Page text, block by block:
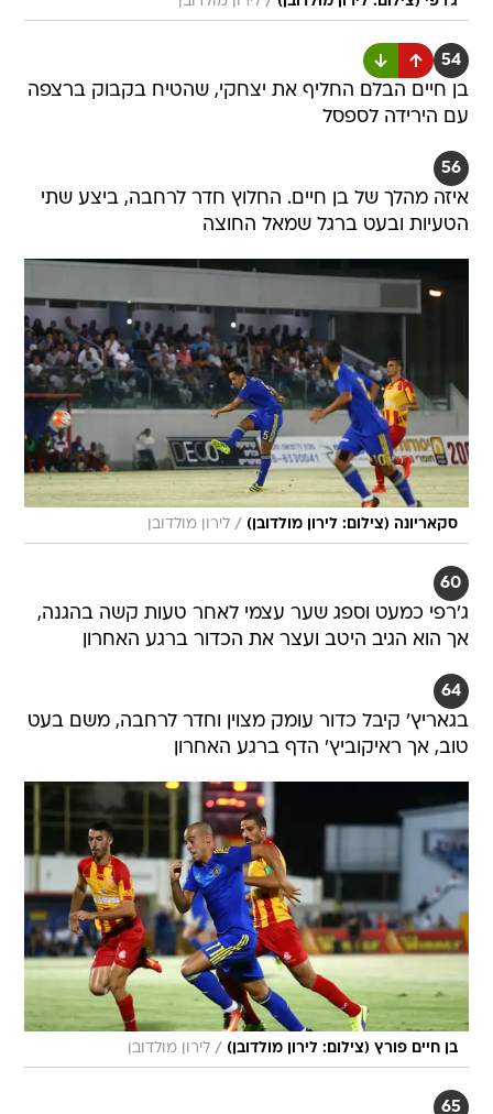
54
בן חיים הבלם החליף את יצחקי, שהטיח בקבוק ברצפה
עם הירידה לספסל
56
איזה מהלך של בן חיים. החלוץ חדר לרחבה, ביצע שתי
הטעיות ובעט ברגל שמאל החוצה
סקאריונה (צילום: לירון מולדובן) / לירון מולדובן
60
ג'רפי כמעט וספג שער עצמי לאחר טעות קשה בהגנה,
אך הוא הגיב היטב ועצר את הכדור ברגע האחרון
64
בגאריץ' קיבל כדור עומק מצוין וחדר לרחבה, משם בעט
טוב, אך ראיקוביץ' הדף ברגע האחרון
בן חיים פורץ (צילום: לירון מולדובן) / לירון מולדובן
65